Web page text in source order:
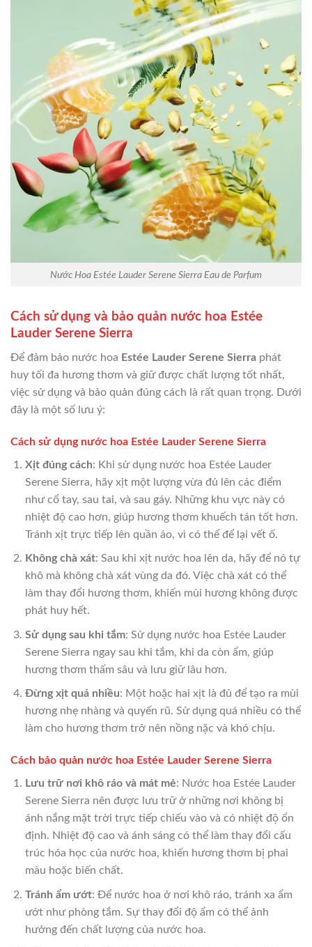
Nước Hoa Estée Lauder Serene Sierra Eau de Parfum
Cách sử dụng và bảo quản nước hoa Estée
Lauder Serene Sierra
Để đảm bảo nước hoa Estée Lauder Serene Sierra phát
huy tối đa hương thơm và giữ được chất lượng tốt nhất,
việc sử dụng và bảo quản đúng cách là rất quan trọng. Dưới
đây là một số lưu ý:
Cách sử dụng nước hoa Estée Lauder Serene Sierra
Xịt đúng cách: Khi sử dụng nước hoa Estée Lauder
Serene Sierra, hãy xịt một lượng vừa đủ lên các điểm
như cổ tay, sau tai, và sau gáy. Những khu vực này có
nhiệt độ cao hơn, giúp hương thơm khuếch tán tốt hơn.
Tránh xịt trực tiếp lên quần áo, vì có thể để lại vết ố.
Không chà xát: Sau khi xịt nước hoa lên da, hãy để nó tự
khô mà không chà xát vùng da đó. Việc chà xát có thể
làm thay đổi hương thơm, khiến mùi hương không được
phát huy hết.
Sử dụng sau khi tắm: Sử dụng nước hoa Estée Lauder
Serene Sierra ngay sau khi tắm, khi da còn ẩm, giúp
hương thơm thấm sâu và lưu giữ lâu hơn.
Đừng xịt quá nhiều: Một hoặc hai xịt là đủ để tạo ra mùi
hương nhẹ nhàng và quyến rũ. Sử dụng quá nhiều có thể
làm cho hương thơm trở nên nồng nặc và khó chịu.
Cách bảo quản nước hoa Estée Lauder Serene Sierra
Lưu trữ nơi khô ráo và mát mẻ: Nước hoa Estée Lauder
Serene Sierra nên được lưu trữ ở những nơi không bị
ánh nắng mặt trời trực tiếp chiếu vào và có nhiệt độ ổn
định. Nhiệt độ cao và ánh sáng có thể làm thay đổi cấu
trúc hóa học của nước hoa, khiến hương thơm bị phai
màu hoặc biến chất.
Tránh ẩm ướt: Để nước hoa ở nơi khô ráo, tránh xa ẩm
ướt như phòng tắm. Sự thay đổi độ ẩm có thể ảnh
hưởng đến chất lượng của nước hoa.